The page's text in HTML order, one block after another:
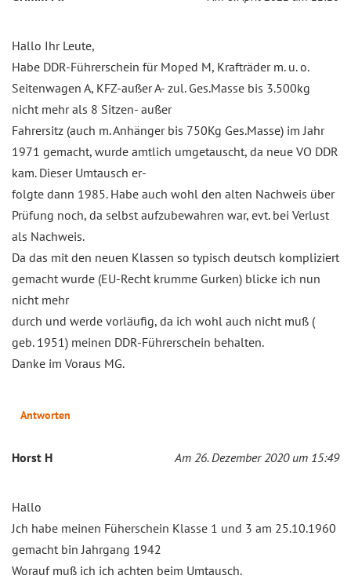
Hallo Ihr Leute,
Habe DDR-Führerschein für Moped M, Krafträder m. u. o.
Seitenwagen A, KFZ-außer A- zul. Ges.Masse bis 3.500kg
nicht mehr als 8 Sitzen- außer
Fahrersitz (auch m. Anhänger bis 750Kg Ges.Masse) im Jahr
1971 gemacht, wurde amtlich umgetauscht, da neue VO DDR
kam. Dieser Umtausch er-
folgte dann 1985. Habe auch wohl den alten Nachweis über
Prüfung noch, da selbst aufzubewahren war, evt. bei Verlust
als Nachweis.
Da das mit den neuen Klassen so typisch deutsch kompliziert
gemacht wurde (EU-Recht krumme Gurken) blicke ich nun
nicht mehr
durch und werde vorläufig, da ich wohl auch nicht muß (
geb. 1951) meinen DDR-Führerschein behalten.
Danke im Voraus MG.
Antworten
Horst H Am 26. Dezember 2020 um 15:49
Hallo
Jch habe meinen Füherschein Klasse 1 und 3 am 25.10.1960
gemacht bin Jahrgang 1942
Worauf muß ich ich achten beim Umtausch.